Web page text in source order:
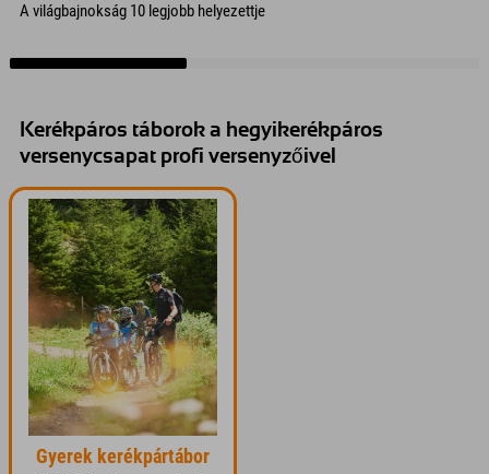
A világbajnokság 10 legjobb helyezettje
Kerékpáros táborok a hegyikerékpáros
versenycsapat profi versenyzőivel
Gyerek kerékpártábor